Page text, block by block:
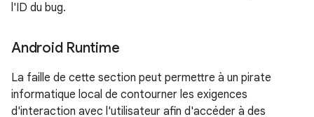
l'ID du bug.
Android Runtime
La faille de cette section peut permettre à un pirate
informatique local de contourner les exigences
d'interaction avec l'utilisateur afin d'accéder à des